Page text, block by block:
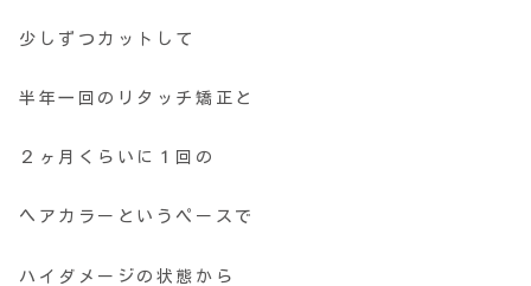
少しずつカットして
半年一回のリタッチ矯正と
２ヶ月くらいに１回の
ヘアカラーというペースで
ハイダメージの状態から